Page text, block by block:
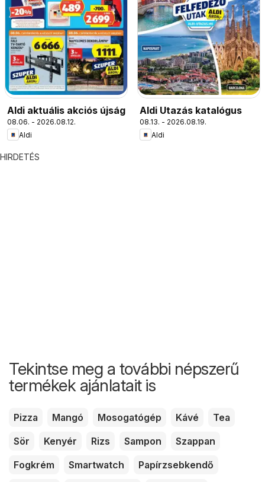
Aldi aktuális akciós újság
08.06. - 2026.08.12.
Aldi
Aldi Utazás katalógus
08.13. - 2026.08.19.
Aldi
HIRDETÉS
Tekintse meg a további népszerű
termékek ajánlatait is
Pizza Mangó Mosogatógép Kávé
Tea
Sör
Kenyér Rizs Sampon
Szappan
Fogkrém
Smartwatch
Papírzsebkendő